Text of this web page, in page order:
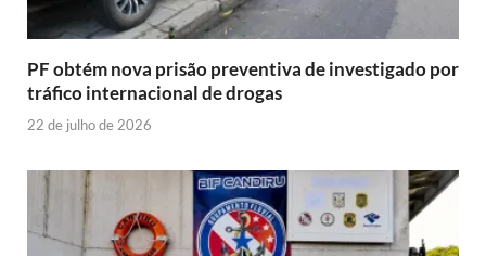
PF obtém nova prisão preventiva de investigado por
tráfico internacional de drogas
22 de julho de 2026